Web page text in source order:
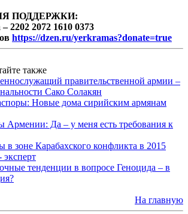
ПОДДЕРЖКИ:
2202 2072 1610 0373
https://dzen.ru/yerkramas?donate=true
также
правительственной армии –
Сако Солакян
Новые дома сирийским армянам
Армении: Да – у меня есть требования к
в зоне Карабахского конфликта в 2015
тенденции в вопросе Геноцида – в
На главную